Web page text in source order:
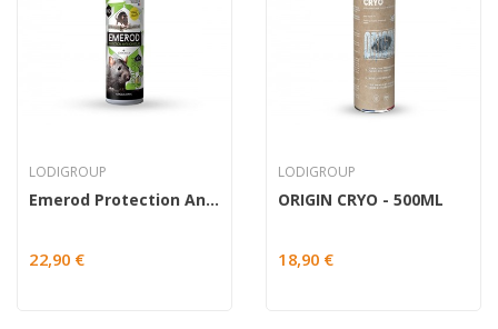
LODIGROUP
Emerod Protection Anti Rongeurs
22,90 €
LODIGROUP
ORIGIN CRYO - 500ML
18,90 €